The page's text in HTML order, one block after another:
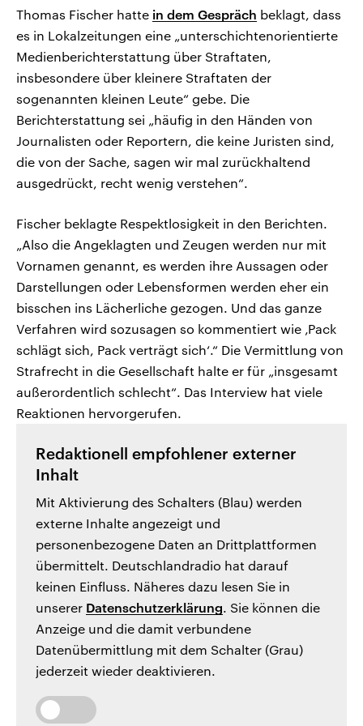
Thomas Fischer hatte in dem Gespräch beklagt, dass
es in Lokalzeitungen eine „unterschichtenorientierte
Medienberichterstattung über Straftaten,
insbesondere über kleinere Straftaten der
sogenannten kleinen Leute“ gebe. Die
Berichterstattung sei „häufig in den Händen von
Journalisten oder Reportern, die keine Juristen sind,
die von der Sache, sagen wir mal zurückhaltend
ausgedrückt, recht wenig verstehen“.
Fischer beklagte Respektlosigkeit in den Berichten.
„Also die Angeklagten und Zeugen werden nur mit
Vornamen genannt, es werden ihre Aussagen oder
Darstellungen oder Lebensformen werden eher ein
bisschen ins Lächerliche gezogen. Und das ganze
Verfahren wird sozusagen so kommentiert wie ‚Pack
schlägt sich, Pack verträgt sich‘.“ Die Vermittlung von
Strafrecht in die Gesellschaft halte er für „insgesamt
außerordentlich schlecht“. Das Interview hat viele
Reaktionen hervorgerufen.
Redaktionell empfohlener externer
Inhalt
Mit Aktivierung des Schalters (Blau) werden
externe Inhalte angezeigt und
personenbezogene Daten an Drittplattformen
übermittelt. Deutschlandradio hat darauf
keinen Einfluss. Näheres dazu lesen Sie in
unserer Datenschutzerklärung. Sie können die
Anzeige und die damit verbundene
Datenübermittlung mit dem Schalter (Grau)
jederzeit wieder deaktivieren.